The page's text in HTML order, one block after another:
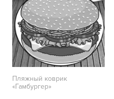
Пляжный коврик
«Гамбургер»